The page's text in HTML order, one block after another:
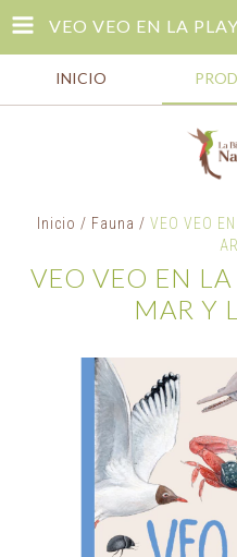
INICIO
Inicio / Fauna / VEO VEO
VEO VEO EN LA
MAR Y